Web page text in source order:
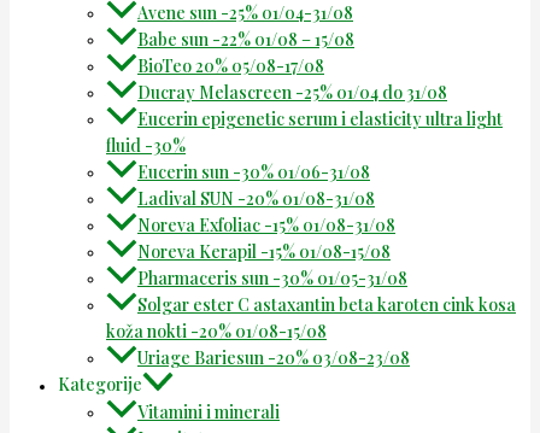
Avene sun -25% 01/04-31/08
Babe sun -22% 01/08 – 15/08
BioTeo 20% 05/08-17/08
Ducray Melascreen -25% 01/04 do 31/08
Eucerin epigenetic serum i elasticity ultra light
fluid -30%
Eucerin sun -30% 01/06-31/08
Ladival SUN -20% 01/08-31/08
Noreva Exfoliac -15% 01/08-31/08
Noreva Kerapil -15% 01/08-15/08
Pharmaceris sun -30% 01/05-31/08
Solgar ester C astaxantin beta karoten cink kosa
koža nokti -20% 01/08-15/08
Uriage Bariesun -20% 03/08-23/08
Kategorije
Vitamini i minerali